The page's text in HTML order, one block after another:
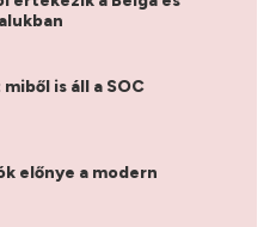
is áll a SOC
előnye a modern